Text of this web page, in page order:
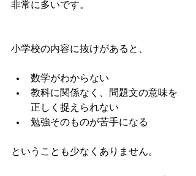
非常に多いです。
小学校の内容に抜けがあると、
数学がわからない
教科に関係なく、問題文の意味を
正しく捉えられない
勉強そのものが苦手になる
ということも少なくありません。